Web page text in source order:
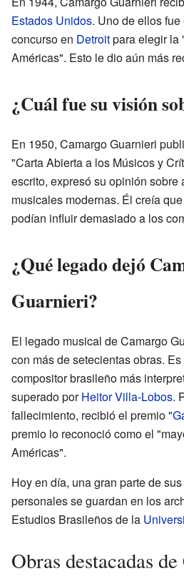
Estados Unidos. Uno de ellos
concurso en Detroitpara elegir la
Américas". Esto le dio aún más
¿Cuál fue su visión
En 1950, Camargo Guarnieri
"Carta Abierta a los Músicos y
escrito, expresó su opinión sobre
musicales modernas. Él creía
podían influir demasiado a los
¿Qué legado dejó
Guarnieri?
El legado musical de Camargo
con más de setecientas obras.
compositor brasileño más
superado porHeitor Villa-Lobos.
fallecimiento, recibió el premio "
premio lo reconoció como el
Américas".
Hoy en día, una gran parte de
personales se guardan en los
Estudios Brasileños de la
Obras destacadas